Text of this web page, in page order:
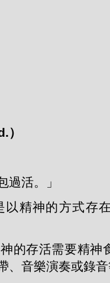
）
過活。」
精神的方式存
的存活需要精神
、音樂演奏或錄